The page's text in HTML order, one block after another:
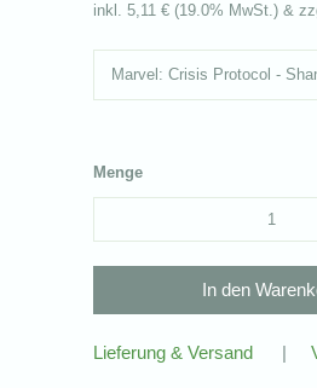
inkl.5,11 € (19.0% MwSt.) &
Menge
Lieferung & Versand |